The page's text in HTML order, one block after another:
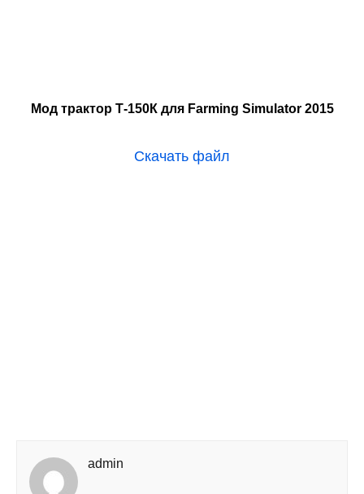
Мод трактор Т-150К для Farming Simulator 2015
Скачать файл
admin